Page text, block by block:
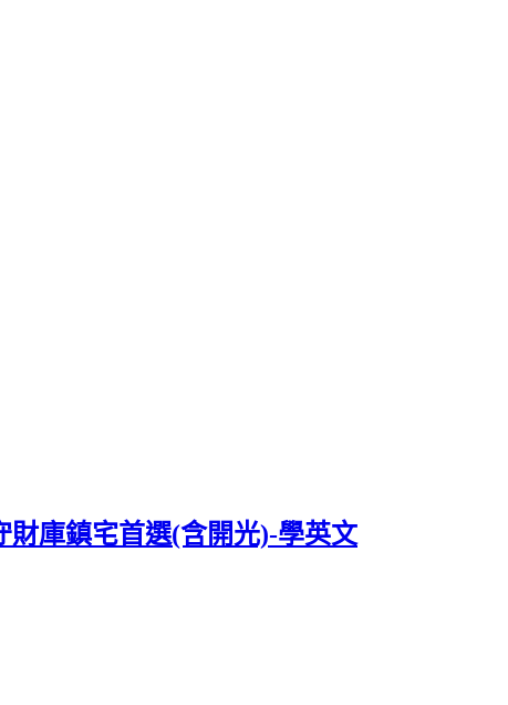
財庫鎮宅首選(含開光)-學英文